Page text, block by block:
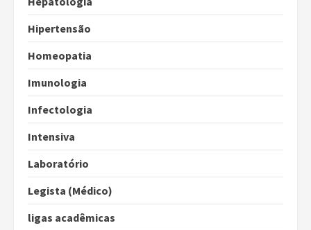
Hipertensão
Homeopatia
Imunologia
Infectologia
Intensiva
Laboratório
Legista (Médico)
ligas acadêmicas